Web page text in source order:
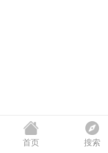
首页 搜索